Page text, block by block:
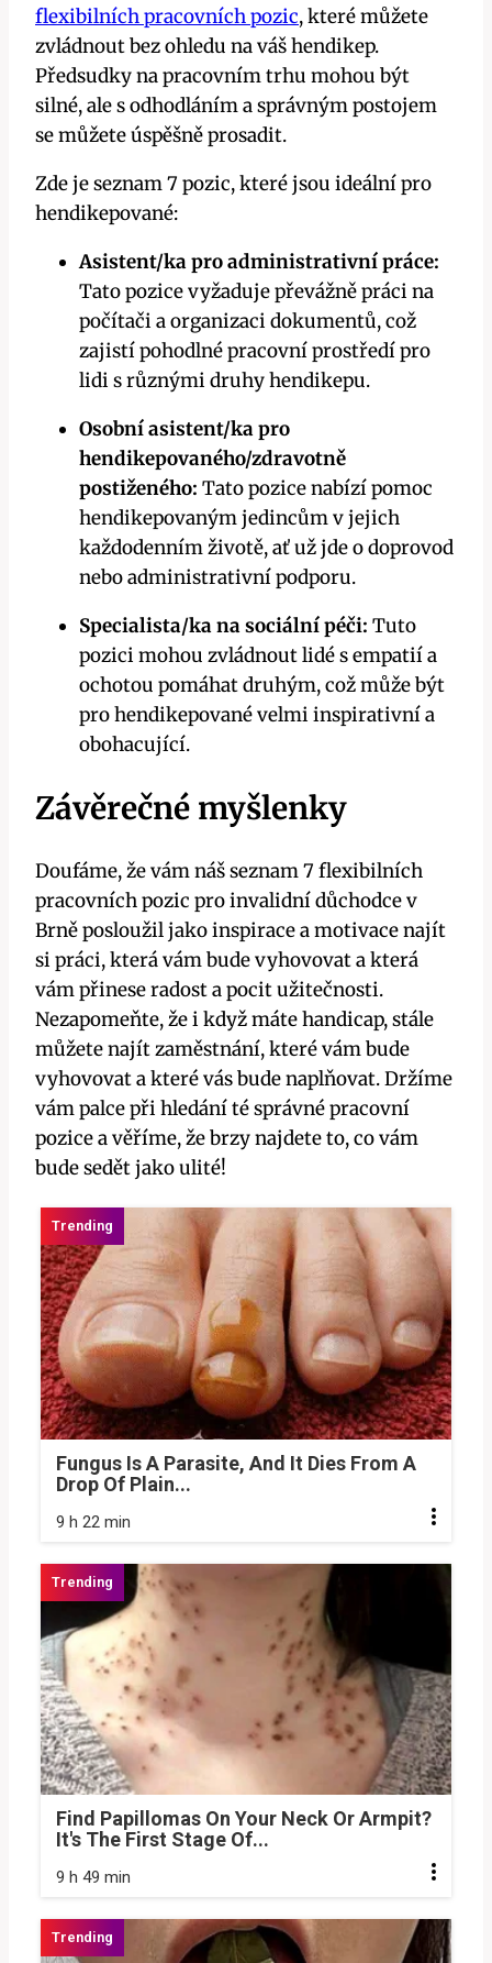
flexibilních pracovních pozic, které můžete
zvládnout bez ohledu na váš hendikep.
Předsudky na pracovním trhu mohou být
silné, ale s odhodláním a správným postojem
se můžete úspěšně prosadit.
Zde je seznam 7 pozic, které jsou ideální pro
hendikepované:
Asistent/ka pro administrativní práce:
Tato pozice vyžaduje převážně práci na
počítači a organizaci dokumentů, což
zajistí pohodlné pracovní prostředí pro
lidi s různými druhy hendikepu.
Osobní asistent/ka pro
hendikepovaného/zdravotně
postiženého: Tato pozice nabízí pomoc
hendikepovaným jedincům v jejich
každodenním životě, ať už jde o doprovod
nebo administrativní podporu.
Specialista/ka na sociální péči: Tuto
pozici mohou zvládnout lidé s empatií a
ochotou pomáhat druhým, což může být
pro hendikepované velmi inspirativní a
obohacující.
Závěrečné myšlenky
Doufáme, že vám náš seznam 7 flexibilních
pracovních pozic pro invalidní důchodce v
Brně posloužil jako inspirace a motivace najít
si práci, která vám bude vyhovovat a která
vám přinese radost a pocit užitečnosti.
Nezapomeňte, že i když máte handicap, stále
můžete najít zaměstnání, které vám bude
vyhovovat a které vás bude naplňovat. Držíme
vám palce při hledání té správné pracovní
pozice a věříme, že brzy najdete to, co vám
bude sedět jako ulité!
Fungus Is A Parasite, And It Dies From A
Drop Of Plain...
9 h 22 min
Find Papillomas On Your Neck Or Armpit?
It's The First Stage Of...
9 h 49 min